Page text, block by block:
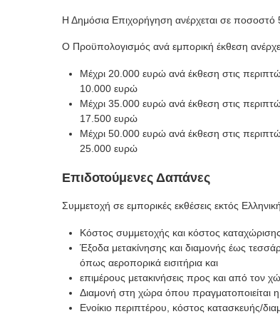
Η Δημόσια Επιχορήγηση ανέρχεται σε ποσοστό
Ο Προϋπολογισμός ανά εμπορική έκθεση
Μέχρι 20.000 ευρώ ανά έκθεση στις
10.000 ευρώ
Μέχρι 35.000 ευρώ ανά έκθεση στις
17.500 ευρώ
Μέχρι 50.000 ευρώ ανά έκθεση στις
25.000 ευρώ
Επιδοτούμενες Δαπάνες
Συμμετοχή σε εμπορικές εκθέσεις εκτός
Κόστος συμμετοχής και κόστος
Έξοδα μετακίνησης και διαμονής έως
όπως αεροπορικά εισιτήρια και
επιμέρους μετακινήσεις προς και από τον
Διαμονή στη χώρα όπου πραγματοποιείται
Ενοίκιο περιπτέρου, κόστος κατασκευής/